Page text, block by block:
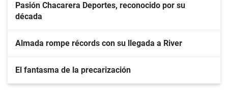
Pasión Chacarera Deportes, reconocido por su
década
Almada rompe récords con su llegada a River
El fantasma de la precarización